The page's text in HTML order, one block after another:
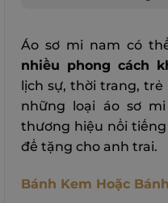
Áo sơ mi nam có
nhiều phong cách
lịch sự, thời trang,
những loại áo sơ
thương hiệu nổi tiếng
để tặng cho anh trai.
Bánh Kem Hoặc